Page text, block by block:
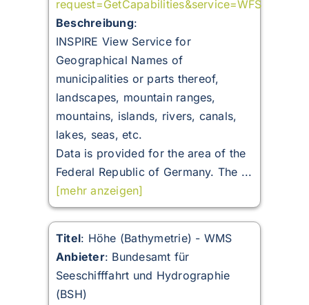
request=GetCapabilities&service=WFS
Beschreibung:
INSPIRE View Service for
Geographical Names of
municipalities or parts thereof,
landscapes, mountain ranges,
mountains, islands, rivers, canals,
lakes, seas, etc.
Data is provided for the area of the
Federal Republic of Germany. The ...
[mehr anzeigen]
Titel: Höhe (Bathymetrie) - WMS
Anbieter: Bundesamt für
Seeschifffahrt und Hydrographie
(BSH)